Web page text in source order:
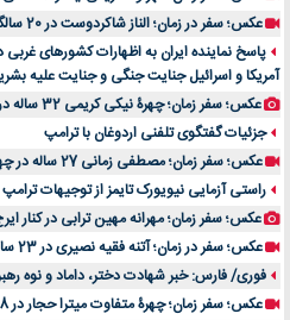
عکس؛ سفر در زمان؛ الناز شاکردوست در 20 سالگی و در سومین فیلم اش؛ سال 83
پاسخ نماینده ایران به اظهارات کشورهای
آمریکا و اسرائیل جنایت جنگی و جنایت علیه
عکس؛ سفر زمان؛ چهرۀ نیکی کریمی 32 ساله در باج خور؛ سال 82
جزئیات گفتگوی تلفنی اردوغان با ترامپ
عکس؛ سفر زمان؛ مصطفی زمانی 27 ساله در چهارمین فیلمش در کنار هنگامه حمیدزاده؛
راستی آزمایی نیویورک تایمز از توجیهات ترامپ
عکس؛ سفر زمان؛ مهرانه مهین ترابی در کنار
عکس؛ سفر در زمان؛ آتنه فقیه نصیری در 23 سالگی و در دومین فیلم اش؛ سال 70
فوری/ فارس: خبر شهادت دختر، داماد و نوه
عکس؛ سفر زمان؛ چهرۀ متفاوت میترا حجار در 38 سالگی در فیلم 360 درجه